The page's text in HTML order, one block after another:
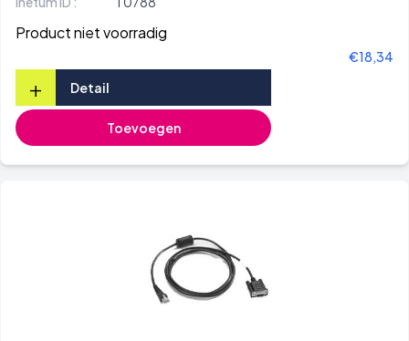
Product niet voorradig
€18,34
+ Detail
Toevoegen